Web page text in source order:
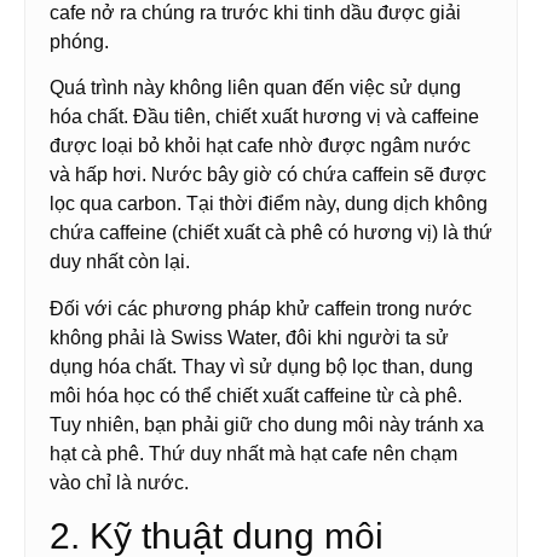
cafe nở ra chúng ra trước khi tinh dầu được giải
phóng.
Quá trình này không liên quan đến việc sử dụng
hóa chất. Đầu tiên, chiết xuất hương vị và caffeine
được loại bỏ khỏi hạt cafe nhờ được ngâm nước
và hấp hơi. Nước bây giờ có chứa caffein sẽ được
lọc qua carbon. Tại thời điểm này, dung dịch không
chứa caffeine (chiết xuất cà phê có hương vị) là thứ
duy nhất còn lại.
Đối với các phương pháp khử caffein trong nước
không phải là Swiss Water, đôi khi người ta sử
dụng hóa chất. Thay vì sử dụng bộ lọc than, dung
môi hóa học có thể chiết xuất caffeine từ cà phê.
Tuy nhiên, bạn phải giữ cho dung môi này tránh xa
hạt cà phê. Thứ duy nhất mà hạt cafe nên chạm
vào chỉ là nước.
2. Kỹ thuật dung môi